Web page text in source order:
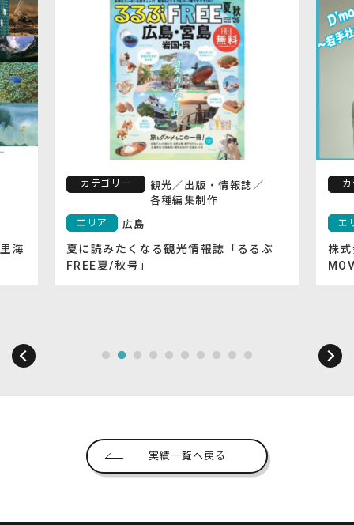
海
カテゴリー 観光 ／ 出版・情報誌 ／
各種編集制作
エリア 広島
夏に読みたくなる観光情報誌「るるぶ
FREE夏/秋号」
エ
株
実績一覧へ戻る